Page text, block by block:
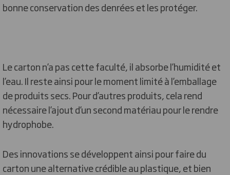
bonne conservation des denrées et les protéger.
Le carton n’a pas cette faculté, il absorbe l’humidité et
l’eau. Il reste ainsi pour le moment limité à l’emballage
de produits secs. Pour d’autres produits, cela rend
nécessaire l’ajout d’un second matériau pour le rendre
hydrophobe.
Des innovations se développent ainsi pour faire du
carton une alternative crédible au plastique, et bien